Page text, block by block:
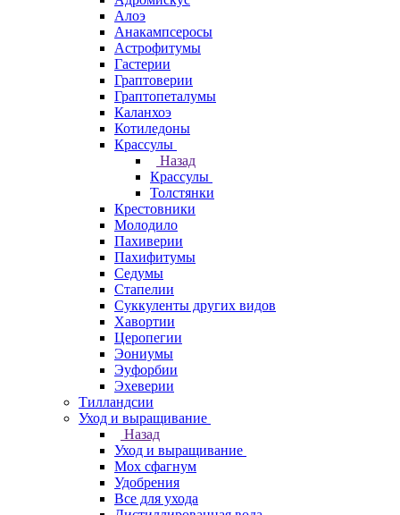
Алоэ
Анакампсеросы
Астрофитумы
Гастерии
Граптоверии
Граптопеталумы
Каланхоэ
Котиледоны
Крассулы
Назад
Крассулы
Толстянки
Крестовники
Молодило
Пахиверии
Пахифитумы
Седумы
Стапелии
Суккуленты других видов
Хавортии
Церопегии
Эониумы
Эуфорбии
Эхеверии
Тилландсии
Уход и выращивание
Назад
Уход и выращивание
Мох сфагнум
Удобрения
Все для ухода